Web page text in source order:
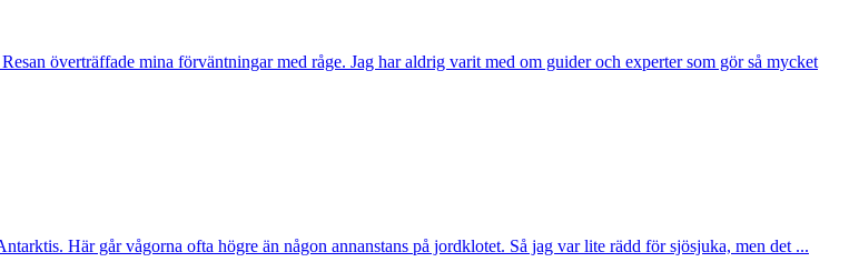
överträffade mina förväntningar med råge. Jag har aldrig varit med om guider och experter som gör så mycket
Här går vågorna ofta högre än någon annanstans på jordklotet. Så jag var lite rädd för sjösjuka, men det ...